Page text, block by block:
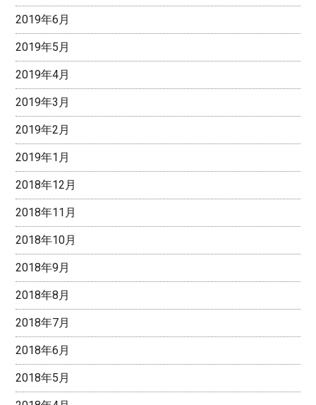
2019年6月
2019年5月
2019年4月
2019年3月
2019年2月
2019年1月
2018年12月
2018年11月
2018年10月
2018年9月
2018年8月
2018年7月
2018年6月
2018年5月